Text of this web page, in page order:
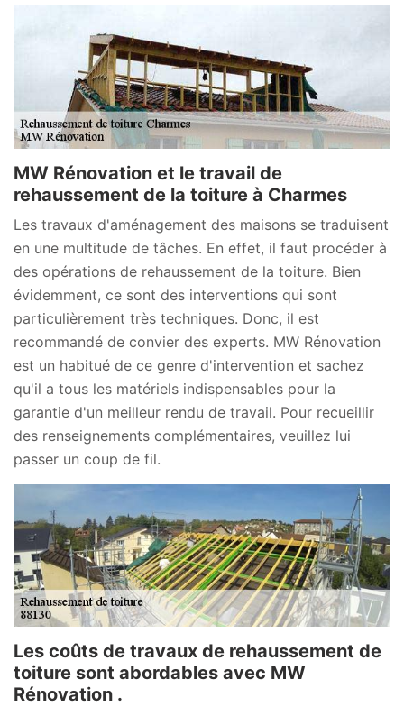
MW Rénovation et le travail de
rehaussement de la toiture à Charmes
Les travaux d'aménagement des maisons se traduisent
en une multitude de tâches. En effet, il faut procéder à
des opérations de rehaussement de la toiture. Bien
évidemment, ce sont des interventions qui sont
particulièrement très techniques. Donc, il est
recommandé de convier des experts. MW Rénovation
est un habitué de ce genre d'intervention et sachez
qu'il a tous les matériels indispensables pour la
garantie d'un meilleur rendu de travail. Pour recueillir
des renseignements complémentaires, veuillez lui
passer un coup de fil.
Les coûts de travaux de rehaussement de
toiture sont abordables avec MW
Rénovation .